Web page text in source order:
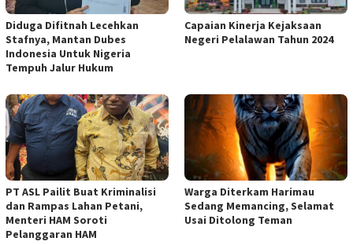
Diduga Difitnah Lecehkan
Stafnya, Mantan Dubes
Indonesia Untuk Nigeria
Tempuh Jalur Hukum
Capaian Kinerja Kejaksaan
Negeri Pelalawan Tahun 2024
PT ASL Pailit Buat Kriminalisi
dan Rampas Lahan Petani,
Menteri HAM Soroti
Pelanggaran HAM
Warga Diterkam Harimau
Sedang Memancing, Selamat
Usai Ditolong Teman